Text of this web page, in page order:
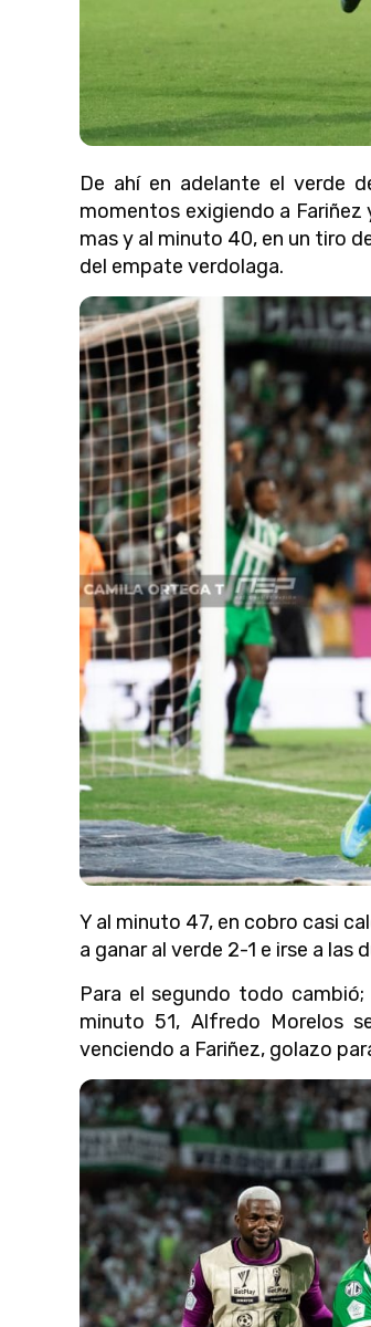
De ahí en adelante el verde
momentos exigiendo a
mas y al minuto 40, en un tiro
del empate verdolaga.
Y al minuto 47, en cobro casi
a ganar al verde 2-1 e irse a las
Para el segundo todo
minuto 51, Alfredo Morelos
venciendo a Fariñez, golazo